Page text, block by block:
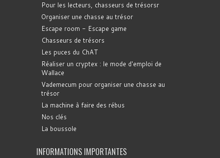
Pour les lecteurs, chasseurs de trésorsr
Organiser une chasse au trésor
Escape room - Escape game
Chasseurs de trésors
Les puces du ChAT
Réaliser un cryptex : le mode d'emploi de
Wallace
Vademecum pour organiser une chasse au
trésor
La machine à faire des rébus
Nos clés
La boussole
INFORMATIONS IMPORTANTES